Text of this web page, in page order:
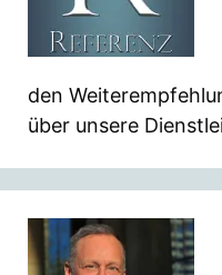
den
über unsere